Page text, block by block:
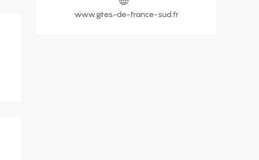
www.gites-de-france-sud.fr